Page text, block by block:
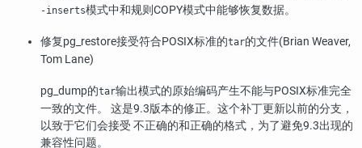
-inserts模式中和规则COPY模式中能够恢复数据。
修复pg_restore接受符合POSIX标准的tar的文件(Brian Weaver,
Tom Lane)
pg_dump的tar输出模式的原始编码产生不能与POSIX标准完全
一致的文件。 这是9.3版本的修正。这个补丁更新以前的分支，
以致于它们会接受 不正确的和正确的格式，为了避免9.3出现的
兼容性问题。